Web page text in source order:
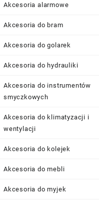
Akcesoria alarmowe
Akcesoria do bram
Akcesoria do golarek
Akcesoria do hydrauliki
Akcesoria do instrumentów
smyczkowych
Akcesoria do klimatyzacji i
wentylacji
Akcesoria do kolejek
Akcesoria do mebli
Akcesoria do myjek